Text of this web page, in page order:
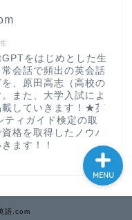
をはじめとした生
会話で頻出の英会話
、原田高志（高校の
また、大学入試によ
載していきます！★英
ィガイド検定の取
格を取得したノウハ
ます！！
語.com
MENU
CONTACT